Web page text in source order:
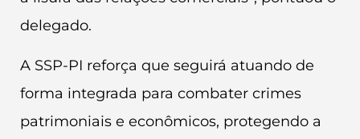
delegado.
A SSP-PI reforça que seguirá atuando de
forma integrada para combater crimes
patrimoniais e econômicos, protegendo a